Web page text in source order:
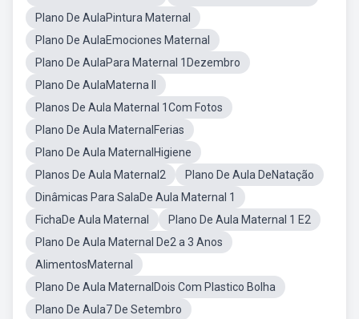
Plano De AulaPintura Maternal
Plano De AulaEmociones Maternal
Plano De AulaPara Maternal 1Dezembro
Plano De AulaMaterna II
Planos De Aula Maternal 1Com Fotos
Plano De Aula MaternalFerias
Plano De Aula MaternalHigiene
Planos De Aula Maternal2
Plano De Aula DeNatação
Dinâmicas Para SalaDe Aula Maternal 1
FichaDe Aula Maternal
Plano De Aula Maternal 1 E2
Plano De Aula Maternal De2 a 3 Anos
AlimentosMaternal
Plano De Aula MaternalDois Com Plastico Bolha
Plano De Aula7 De Setembro